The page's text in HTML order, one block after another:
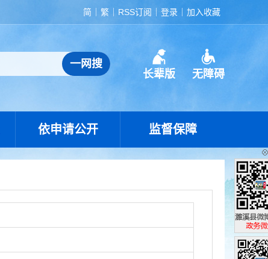
简 繁 RSS订阅 登录 加入收藏
长辈版 无障碍
依申请公开 监督保障
濉溪县政
政务微博